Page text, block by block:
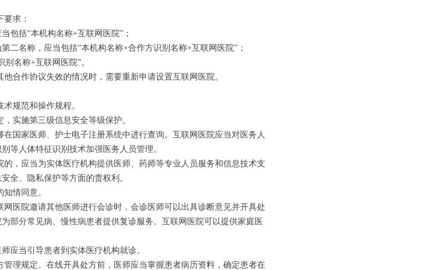
求：
包括“本机构名称+互联网医院”；
二名称，应当包括“本机构名称+合作方识别名称+互联网医院”；
名称+互联网医院”。
合作协议失效的情况时，需要重新申请设置互联网医院。
规范和操作规程。
实施第三级信息安全等级保护。
国家医师、护士电子注册系统中进行查询。互联网医院应当对医务人
等人体特征识别技术加强医务人员管理。
，应当为实体医疗机构提供医师、药师等专业人员服务和信息技术支
全、隐私保护等方面的责权利。
情同意。
医院邀请其他医师进行会诊时，会诊医师可以出具诊断意见并开具处
部分常见病、慢性病患者提供复诊服务。互联网医院可以提供家庭医
应当引导患者到实体医疗机构就诊。
理规定。在线开具处方前，医师应当掌握患者病历资料，确定患者在